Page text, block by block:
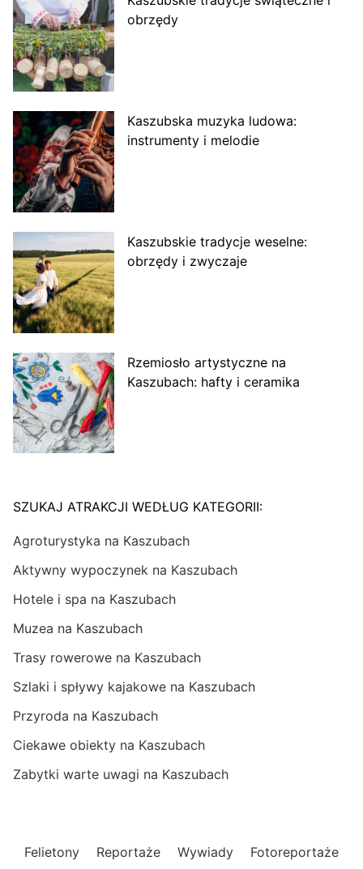
obrzędy
Kaszubska muzyka ludowa:
instrumenty i melodie
Kaszubskie tradycje weselne:
obrzędy i zwyczaje
Rzemiosło artystyczne na
Kaszubach: hafty i ceramika
SZUKAJ ATRAKCJI WEDŁUG KATEGORII:
Agroturystyka na Kaszubach
Aktywny wypoczynek na Kaszubach
Hotele i spa na Kaszubach
Muzea na Kaszubach
Trasy rowerowe na Kaszubach
Szlaki i spływy kajakowe na Kaszubach
Przyroda na Kaszubach
Ciekawe obiekty na Kaszubach
Zabytki warte uwagi na Kaszubach
Felietony Reportaże Wywiady Fotoreportaże